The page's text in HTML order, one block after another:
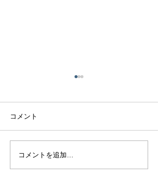
熊本で結婚指輪を選ぶ予
算はどれくらい？相場と
コメント
コメントを追加…